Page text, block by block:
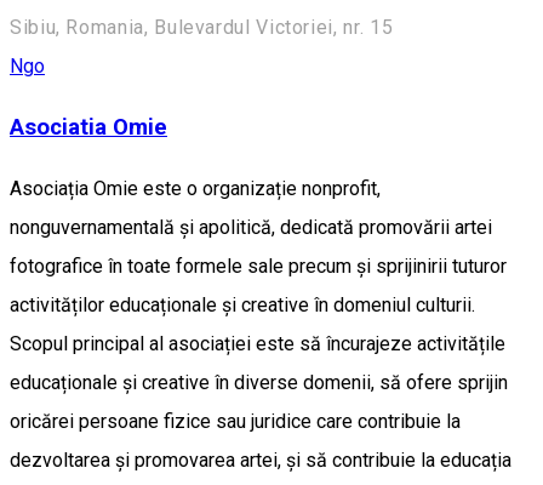
Sibiu, Romania, Bulevardul Victoriei, nr. 15
Ngo
Asociatia Omie
Asociația Omie este o organizație nonprofit,
nonguvernamentală și apolitică, dedicată promovării artei
fotografice în toate formele sale precum și sprijinirii tuturor
activităților educaționale și creative în domeniul culturii.
Scopul principal al asociației este să încurajeze activitățile
educaționale și creative în diverse domenii, să ofere sprijin
oricărei persoane fizice sau juridice care contribuie la
dezvoltarea și promovarea artei, și să contribuie la educația